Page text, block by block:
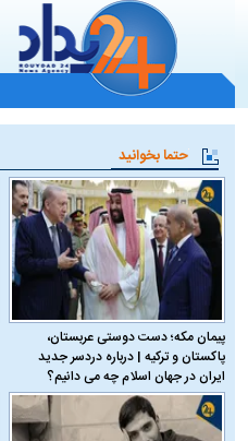
حتما بخوانید
پیمان مکه؛ دست دوستی عربستان،
پاکستان و ترکیه | درباره دردسر جدید
ایران در جهان اسلام چه می دانیم؟